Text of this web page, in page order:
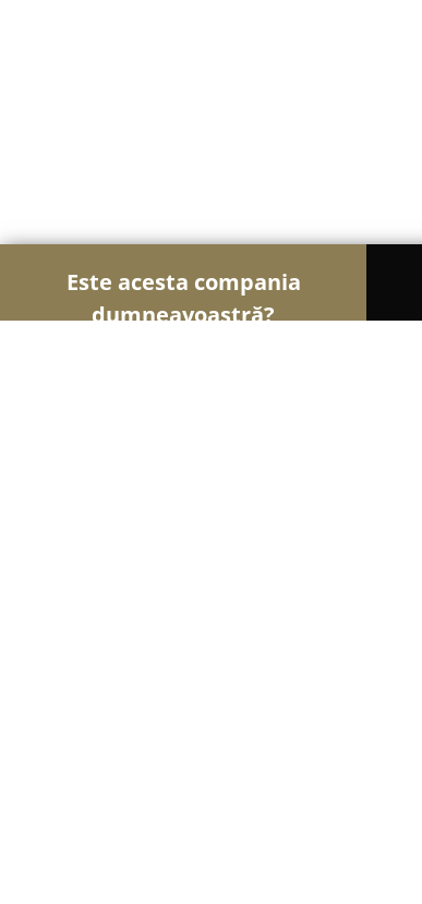
Este acesta compania
dumneavoastră?